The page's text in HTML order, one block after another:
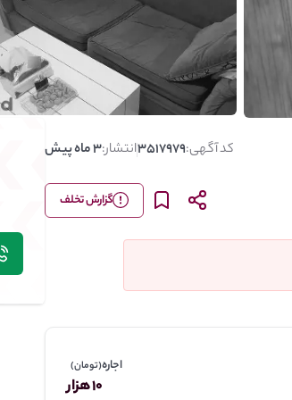
کد آگهی:3517979انتشار:3 ماه پیش
گزارش تخلف
اجاره(تومان)
10 هزار